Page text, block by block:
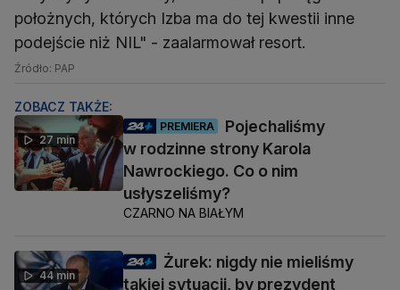
położnych, których Izba ma do tej kwestii inne
podejście niż NIL" - zaalarmował resort.
Źródło: PAP
ZOBACZ TAKŻE:
27 min
PREMIERA
Pojechaliśmy
w rodzinne strony Karola
Nawrockiego. Co o nim
usłyszeliśmy?
CZARNO NA BIAŁYM
44 min
Żurek: nigdy nie mieliśmy
takiej sytuacji, by prezydent